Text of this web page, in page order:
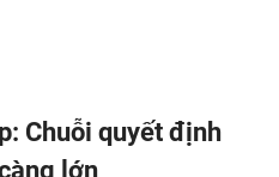
Chuỗi quyết định
lớn